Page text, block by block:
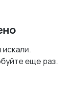
еще раз.